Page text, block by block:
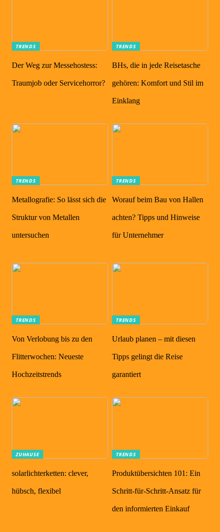
TRENDS
Der Weg zur Messehostess:
Traumjob oder Servicehorror?
TRENDS
BHs, die in jede Reisetasche
gehören: Komfort und Stil im
Einklang
TRENDS
Metallografie: So lässt sich die
Struktur von Metallen
untersuchen
TRENDS
Worauf beim Bau von Hallen
achten? Tipps und Hinweise
für Unternehmer
TRENDS
Von Verlobung bis zu den
Flitterwochen: Neueste
Hochzeitstrends
TRENDS
Urlaub planen – mit diesen
Tipps gelingt die Reise
garantiert
ZUHAUSE
solarlichterketten: clever,
hübsch, flexibel
TRENDS
Produktübersichten 101: Ein
Schritt-für-Schritt-Ansatz für
den informierten Einkauf